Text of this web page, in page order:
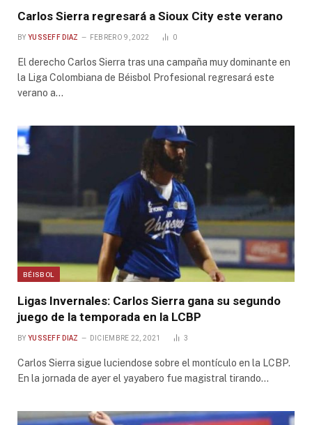
Carlos Sierra regresará a Sioux City este verano
BY YUSSEFF DIAZ FEBRERO 9, 2022 0
El derecho Carlos Sierra tras una campaña muy dominante en
la Liga Colombiana de Béisbol Profesional regresará este
verano a…
BÉISBOL
Ligas Invernales: Carlos Sierra gana su segundo
juego de la temporada en la LCBP
BY YUSSEFF DIAZ DICIEMBRE 22, 2021 3
Carlos Sierra sigue luciendose sobre el montículo en la LCBP.
En la jornada de ayer el yayabero fue magistral tirando…